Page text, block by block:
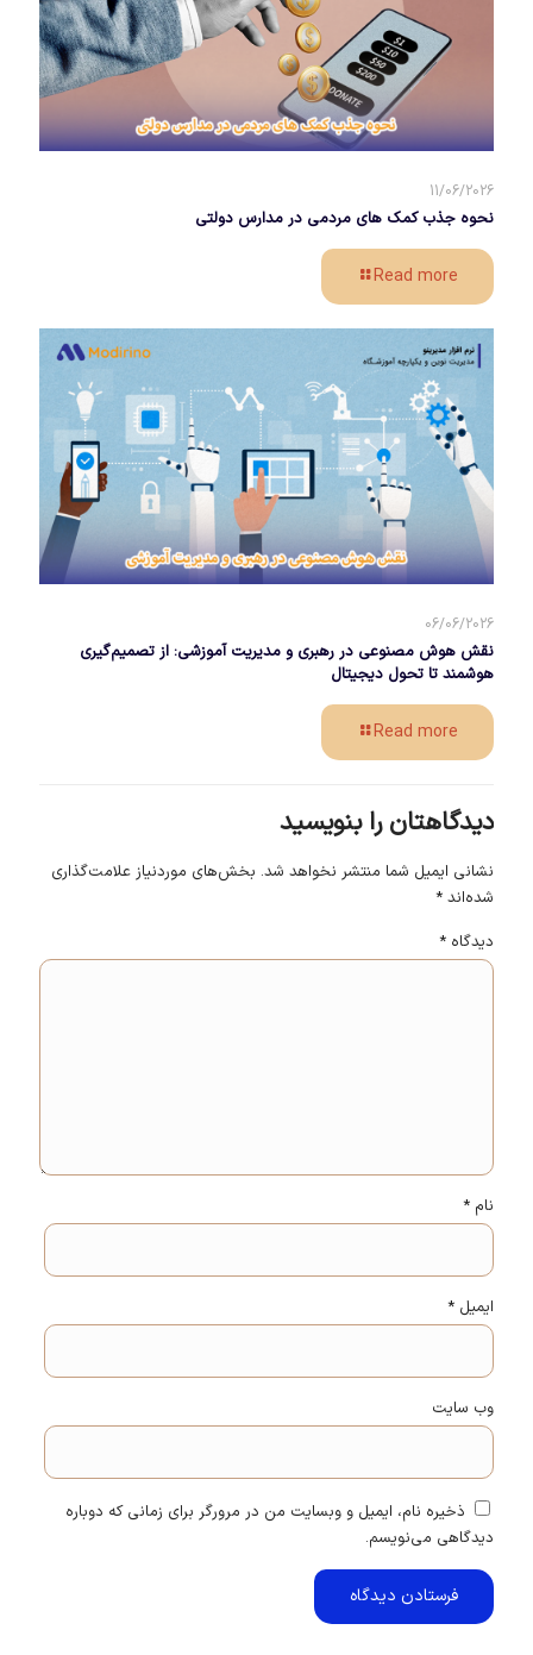
11/06/2026
نحوه جذب کمک های مردمی در مدارس دولتی
Read more
06/06/2026
نقش هوش مصنوعی در رهبری و مدیریت آموزشی: از تصمیم‌گیری
هوشمند تا تحول دیجیتال
Read more
دیدگاهتان را بنویسید
نشانی ایمیل شما منتشر نخواهد شد. بخش‌های موردنیاز علامت‌گذاری
شده‌اند *
دیدگاه *
نام *
ایمیل *
وب‌ سایت
ذخیره نام، ایمیل و وبسایت من در مرورگر برای زمانی که دوباره
دیدگاهی می‌نویسم.